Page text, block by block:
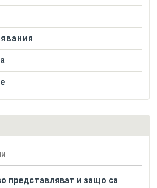
представляват и защо са